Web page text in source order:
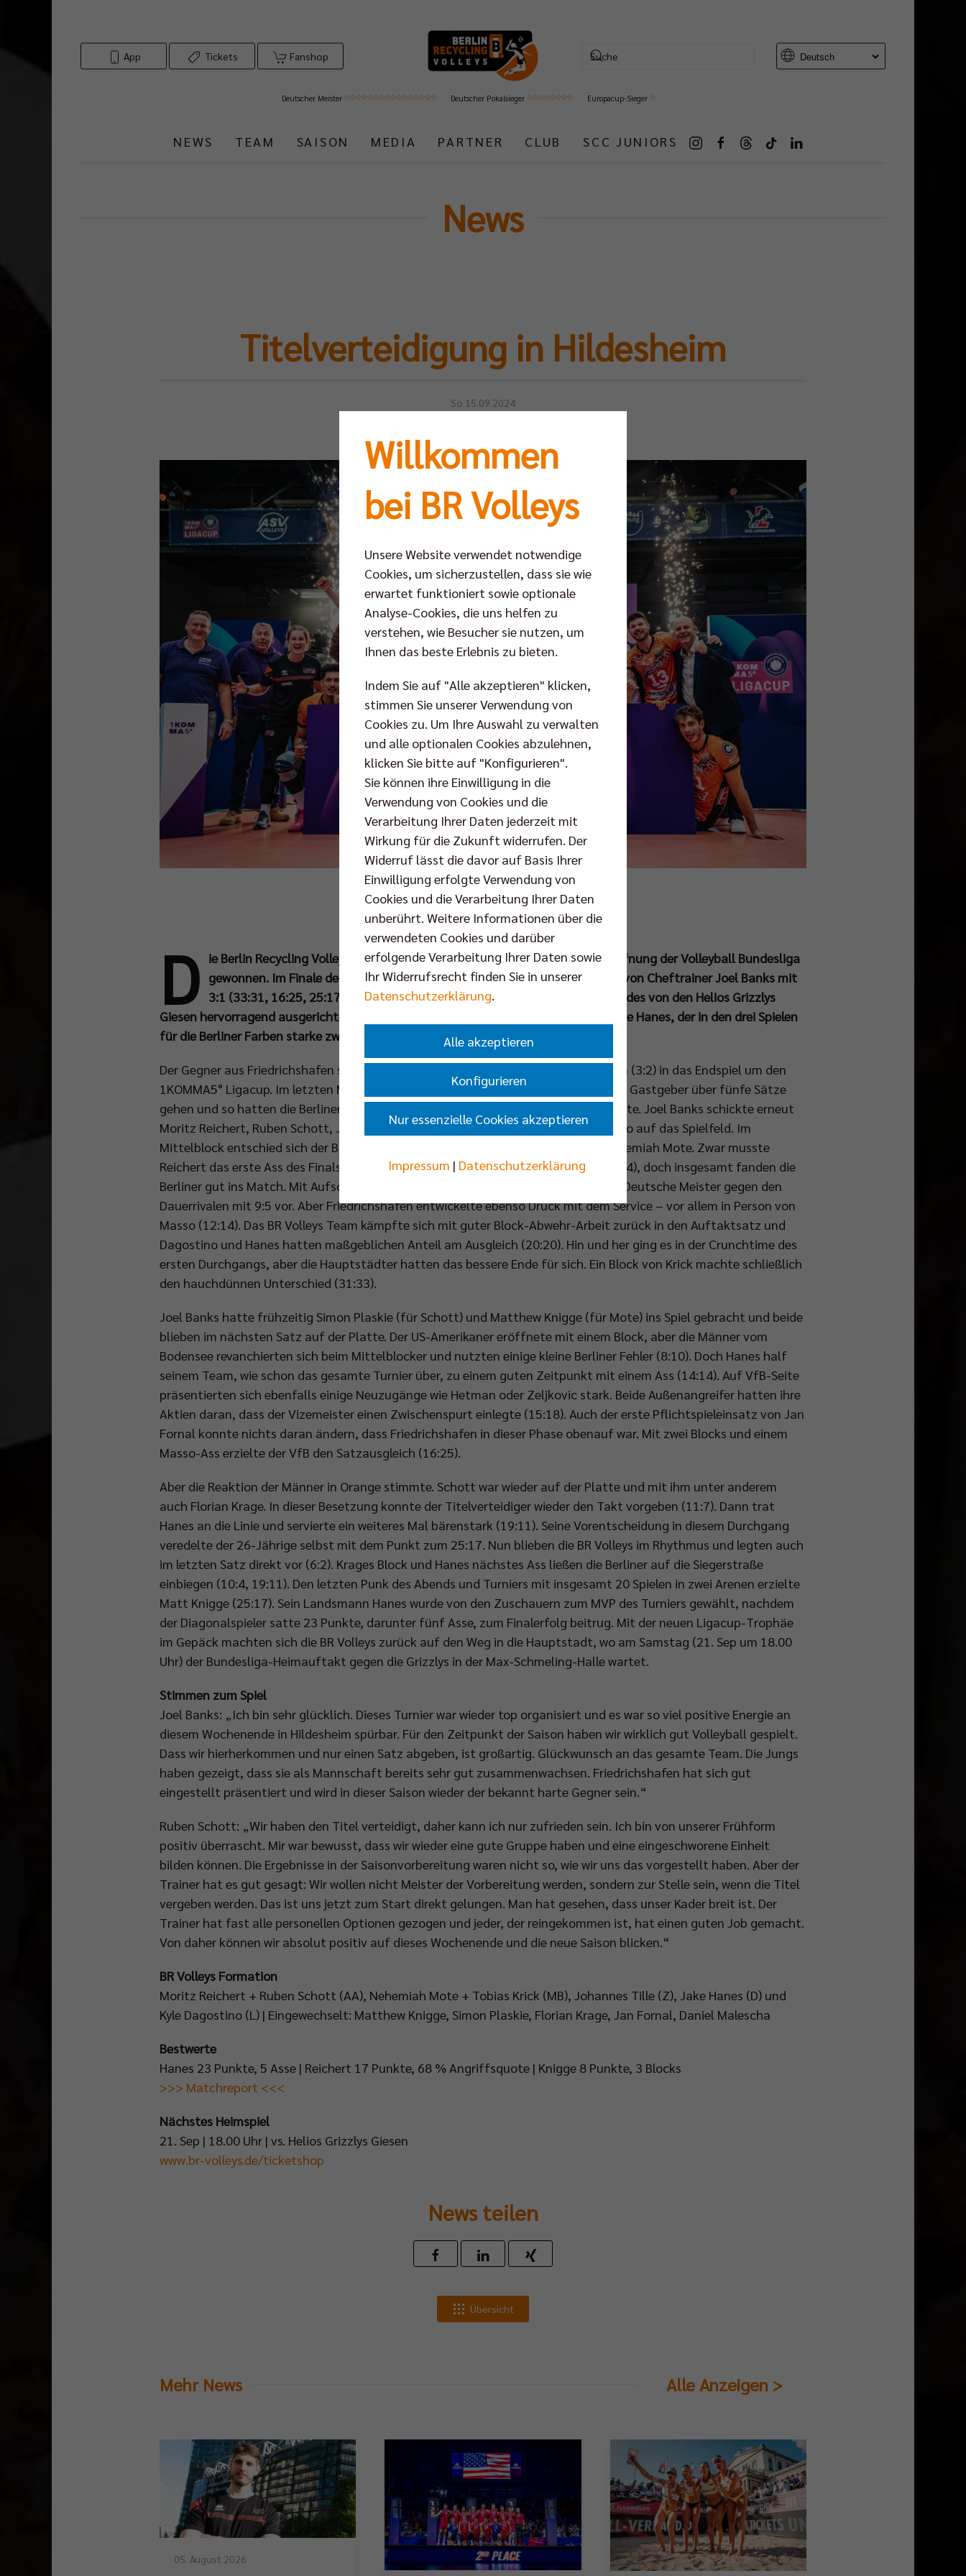
App Tickets Fanshop
Deutscher Meister Deutscher Pokalsieger Europacup-Sieger
NEWS TEAM SAISON MEDIA PARTNER CLUB SCC JUNIORS
News
Titelverteidigung in Hildesheim
So 15.09.2024
Foto: Justus Stegemann
D ie Berlin Recycling Volleys haben zum sechsten Mal in Folge die Saisoneröffnung der Volleyball Bundesliga
gewonnen. Im Finale des 1KOMMA5° Ligacups setzte sich die Mannschaft von Cheftrainer Joel Banks mit
3:1 (33:31, 16:25, 25:17, 25:17) gegen den VfB Friedrichshafen durch. MVP des von den Helios Grizzlys
Giesen hervorragend ausgerichteten Turniers wurde der neue Diagonalangreifer Jake Hanes, der in den drei Spielen
für die Berliner Farben starke zwölf Asse servierte.
Der Gegner aus Friedrichshafen spielte sich mit Siegen gegen Düren (3:0) und Giesen (3:2) in das Endspiel um den
1KOMMA5° Ligacup. Im letzten Match des Samstags musste der VfB also gegen die Gastgeber über fünfe Sätze
gehen und so hatten die Berliner den Vorteil der längeren Regeneration auf ihrer Seite. Joel Banks schickte erneut
Moritz Reichert, Ruben Schott, Jake Hanes, Johannes Tille und Libero Kyle Dagostino auf das Spielfeld. Im
Mittelblock entschied sich der Brite zunächst für das Duo aus Tobias Krick und Nehemiah Mote. Zwar musste
Reichert das erste Ass des Finals in der Hildesheimer Volksbank-Arena schlucken (2:4), doch insgesamt fanden die
Berliner gut ins Match. Mit Aufschlagserien von Kapitän Schott und Krick legte der Deutsche Meister gegen den
Dauerrivalen mit 9:5 vor. Aber Friedrichshafen entwickelte ebenso Druck mit dem Service – vor allem in Person von
Masso (12:14). Das BR Volleys Team kämpfte sich mit guter Block-Abwehr-Arbeit zurück in den Auftaktsatz und
Dagostino und Hanes hatten maßgeblichen Anteil am Ausgleich (20:20). Hin und her ging es in der Crunchtime des
ersten Durchgangs, aber die Hauptstädter hatten das bessere Ende für sich. Ein Block von Krick machte schließlich
den hauchdünnen Unterschied (31:33).
Joel Banks hatte frühzeitig Simon Plaskie (für Schott) und Matthew Knigge (für Mote) ins Spiel gebracht und beide
blieben im nächsten Satz auf der Platte. Der US-Amerikaner eröffnete mit einem Block, aber die Männer vom
Bodensee revanchierten sich beim Mittelblocker und nutzten einige kleine Berliner Fehler (8:10). Doch Hanes half
seinem Team, wie schon das gesamte Turnier über, zu einem guten Zeitpunkt mit einem Ass (14:14). Auf VfB-Seite
präsentierten sich ebenfalls einige Neuzugänge wie Hetman oder Zeljkovic stark. Beide Außenangreifer hatten ihre
Aktien daran, dass der Vizemeister einen Zwischenspurt einlegte (15:18). Auch der erste Pflichtspieleinsatz von Jan
Fornal konnte nichts daran ändern, dass Friedrichshafen in dieser Phase obenauf war. Mit zwei Blocks und einem
Masso-Ass erzielte der VfB den Satzausgleich (16:25).
Aber die Reaktion der Männer in Orange stimmte. Schott war wieder auf der Platte und mit ihm unter anderem
auch Florian Krage. In dieser Besetzung konnte der Titelverteidiger wieder den Takt vorgeben (11:7). Dann trat
Hanes an die Linie und servierte ein weiteres Mal bärenstark (19:11). Seine Vorentscheidung in diesem Durchgang
veredelte der 26-Jährige selbst mit dem Punkt zum 25:17. Nun blieben die BR Volleys im Rhythmus und legten auch
im letzten Satz direkt vor (6:2). Krages Block und Hanes nächstes Ass ließen die Berliner auf die Siegerstraße
einbiegen (10:4, 19:11). Den letzten Punk des Abends und Turniers mit insgesamt 20 Spielen in zwei Arenen erzielte
Matt Knigge (25:17). Sein Landsmann Hanes wurde von den Zuschauern zum MVP des Turniers gewählt, nachdem
der Diagonalspieler satte 23 Punkte, darunter fünf Asse, zum Finalerfolg beitrug. Mit der neuen Ligacup-Trophäe
im Gepäck machten sich die BR Volleys zurück auf den Weg in die Hauptstadt, wo am Samstag (21. Sep um 18.00
Uhr) der Bundesliga-Heimauftakt gegen die Grizzlys in der Max-Schmeling-Halle wartet.
Stimmen zum Spiel
Joel Banks: „Ich bin sehr glücklich. Dieses Turnier war wieder top organisiert und es war so viel positive Energie an
diesem Wochenende in Hildesheim spürbar. Für den Zeitpunkt der Saison haben wir wirklich gut Volleyball gespielt.
Dass wir hierherkommen und nur einen Satz abgeben, ist großartig. Glückwunsch an das gesamte Team. Die Jungs
haben gezeigt, dass sie als Mannschaft bereits sehr gut zusammenwachsen. Friedrichshafen hat sich gut
eingestellt präsentiert und wird in dieser Saison wieder der bekannt harte Gegner sein.“
Ruben Schott: „Wir haben den Titel verteidigt, daher kann ich nur zufrieden sein. Ich bin von unserer Frühform
positiv überrascht. Mir war bewusst, dass wir wieder eine gute Gruppe haben und eine eingeschworene Einheit
bilden können. Die Ergebnisse in der Saisonvorbereitung waren nicht so, wie wir uns das vorgestellt haben. Aber der
Trainer hat es gut gesagt: Wir wollen nicht Meister der Vorbereitung werden, sondern zur Stelle sein, wenn die Titel
vergeben werden. Das ist uns jetzt zum Start direkt gelungen. Man hat gesehen, dass unser Kader breit ist. Der
Trainer hat fast alle personellen Optionen gezogen und jeder, der reingekommen ist, hat einen guten Job gemacht.
Von daher können wir absolut positiv auf dieses Wochenende und die neue Saison blicken.“
BR Volleys Formation
Moritz Reichert + Ruben Schott (AA), Nehemiah Mote + Tobias Krick (MB), Johannes Tille (Z), Jake Hanes (D) und
Kyle Dagostino (L) | Eingewechselt: Matthew Knigge, Simon Plaskie, Florian Krage, Jan Fornal, Daniel Malescha
Bestwerte
Hanes 23 Punkte, 5 Asse | Reichert 17 Punkte, 68 % Angriffsquote | Knigge 8 Punkte, 3 Blocks
>>> Matchreport <<<
Nächstes Heimspiel
21. Sep | 18.00 Uhr | vs. Helios Grizzlys Giesen
www.br-volleys.de/ticketshop
News teilen
Übersicht
Mehr News Alle Anzeigen >
05. August 2026
Willkommen
bei BR Volleys
Unsere Website verwendet notwendige
Cookies, um sicherzustellen, dass sie wie
erwartet funktioniert sowie optionale
Analyse-Cookies, die uns helfen zu
verstehen, wie Besucher sie nutzen, um
Ihnen das beste Erlebnis zu bieten.
Indem Sie auf "Alle akzeptieren" klicken,
stimmen Sie unserer Verwendung von
Cookies zu. Um Ihre Auswahl zu verwalten
und alle optionalen Cookies abzulehnen,
klicken Sie bitte auf "Konfigurieren".
Sie können ihre Einwilligung in die
Verwendung von Cookies und die
Verarbeitung Ihrer Daten jederzeit mit
Wirkung für die Zukunft widerrufen. Der
Widerruf lässt die davor auf Basis Ihrer
Einwilligung erfolgte Verwendung von
Cookies und die Verarbeitung Ihrer Daten
unberührt. Weitere Informationen über die
verwendeten Cookies und darüber
erfolgende Verarbeitung Ihrer Daten sowie
Ihr Widerrufsrecht finden Sie in unserer
Datenschutzerklärung.
Alle akzeptieren
Konfigurieren
Nur essenzielle Cookies akzeptieren
Impressum | Datenschutzerklärung